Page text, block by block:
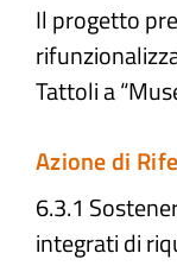
Comuni
Atti e Docunenti
Notizie
Progetti
Il progetto
Tattoli a
Azione di
6.3.1
integrati di